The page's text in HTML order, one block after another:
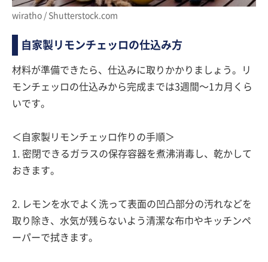
wiratho / Shutterstock.com
自家製リモンチェッロの仕込み方
材料が準備できたら、仕込みに取りかかりましょう。リ
モンチェッロの仕込みから完成までは3週間〜1カ月くら
いです。
＜自家製リモンチェッロ作りの手順＞
1. 密閉できるガラスの保存容器を煮沸消毒し、乾かして
おきます。
2. レモンを水でよく洗って表面の凹凸部分の汚れなどを
取り除き、水気が残らないよう清潔な布巾やキッチンペ
ーパーで拭きます。